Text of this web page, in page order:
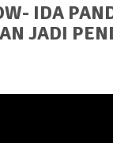
IDA
JADI